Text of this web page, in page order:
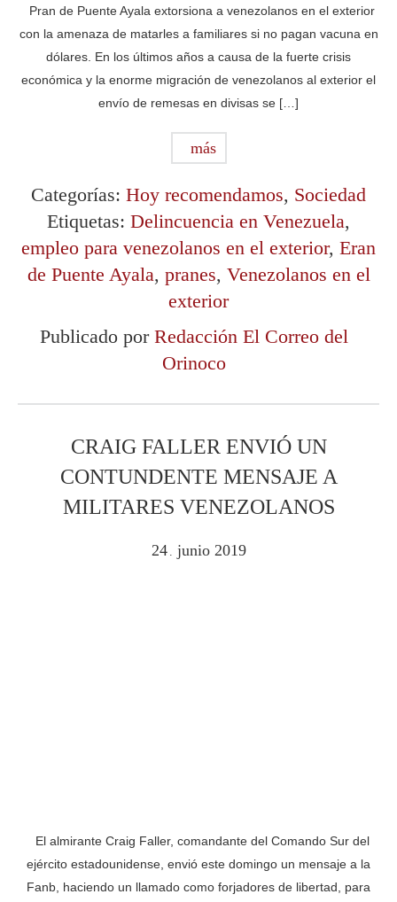
Pran de Puente Ayala extorsiona a venezolanos en el exterior
con la amenaza de matarles a familiares si no pagan vacuna en
dólares. En los últimos años a causa de la fuerte crisis
económica y la enorme migración de venezolanos al exterior el
envío de remesas en divisas se […]
más
Categorías: Hoy recomendamos, Sociedad
Etiquetas: Delincuencia en Venezuela,
empleo para venezolanos en el exterior, Eran
de Puente Ayala, pranes, Venezolanos en el
exterior
Publicado por Redacción El Correo del
Orinoco
CRAIG FALLER ENVIÓ UN
CONTUNDENTE MENSAJE A
MILITARES VENEZOLANOS
24 . junio 2019
El almirante Craig Faller, comandante del Comando Sur del
ejército estadounidense, envió este domingo un mensaje a la
Fanb, haciendo un llamado como forjadores de libertad, para